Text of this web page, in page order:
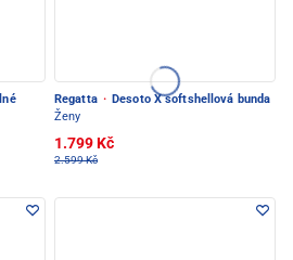
Regatta · Desoto X softshellová bunda
Ženy
1.799 Kč
2.599 Kč